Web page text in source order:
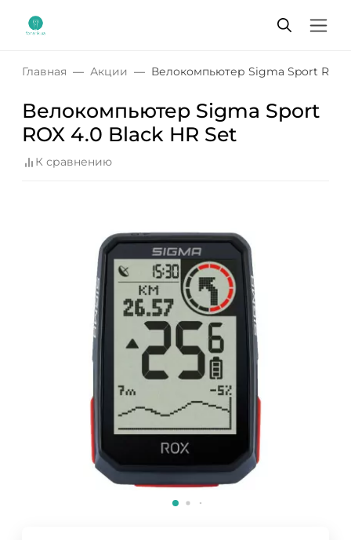
Главная Акции Велокомпьютер Sigma Sport ROX
Велокомпьютер Sigma Sport
ROX 4.0 Black HR Set
К сравнению